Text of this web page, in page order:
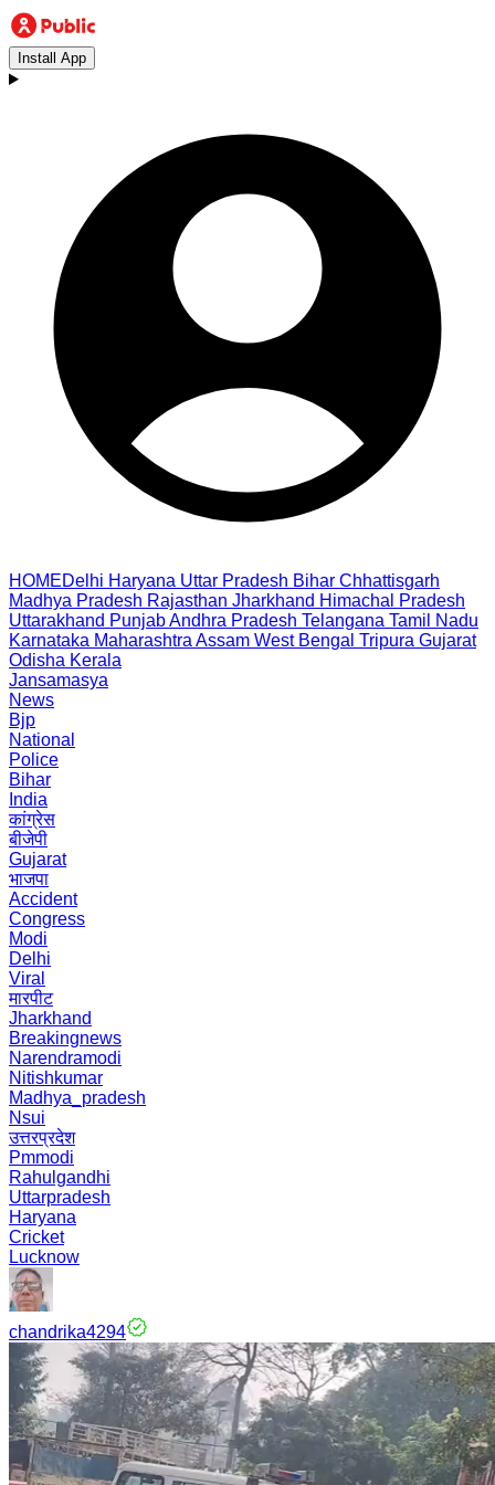
Install App
HOMEDelhi Haryana Uttar Pradesh Bihar Chhattisgarh
Madhya Pradesh Rajasthan Jharkhand Himachal Pradesh
Uttarakhand PunjabAndhra Pradesh Telangana Tamil Nadu
Karnataka Maharashtra Assam West Bengal Tripura Gujarat
Odisha Kerala
Jansamasya
News
Bjp
National
Police
Bihar
India
कांग्रेस
बीजेपी
Gujarat
भाजपा
Accident
Congress
Modi
Delhi
Viral
मारपीट
Jharkhand
Breakingnews
Narendramodi
Nitishkumar
Madhya_pradesh
Nsui
उत्तरप्रदेश
Pmmodi
Rahulgandhi
Uttarpradesh
Haryana
Cricket
Lucknow
chandrika4294